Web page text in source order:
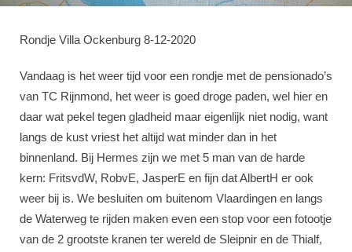
Rondje Villa Ockenburg 8-12-2020
Vandaag is het weer tijd voor een rondje met de pensionado’s
van TC Rijnmond, het weer is goed droge paden, wel hier en
daar wat pekel tegen gladheid maar eigenlijk niet nodig, want
langs de kust vriest het altijd wat minder dan in het
binnenland. Bij Hermes zijn we met 5 man van de harde
kern: FritsvdW, RobvE, JasperE en fijn dat AlbertH er ook
weer bij is. We besluiten om buitenom Vlaardingen en langs
de Waterweg te rijden maken even een stop voor een fotootje
van de 2 grootste kranen ter wereld de Sleipnir en de Thialf,